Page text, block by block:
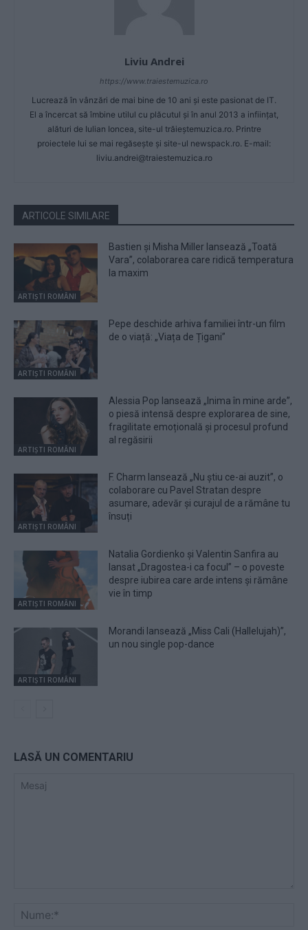
Liviu Andrei
https://www.traiestemuzica.ro
Lucrează în vânzări de mai bine de 10 ani și este pasionat de IT.
El a încercat să îmbine utilul cu plăcutul și în anul 2013 a inființat,
alături de Iulian Ioncea, site-ul trăieștemuzica.ro. Printre
proiectele lui se mai regăsește și site-ul newspack.ro. E-mail:
liviu.andrei@traiestemuzica.ro
ARTICOLE SIMILARE
ARTIȘTI ROMÂNI
Bastien și Misha Miller lansează „Toată
Vara”, colaborarea care ridică temperatura
la maxim
ARTIȘTI ROMÂNI
Pepe deschide arhiva familiei într-un film
de o viață: „Viața de Țigani”
ARTIȘTI ROMÂNI
Alessia Pop lansează „Inima în mine arde”,
o piesă intensă despre explorarea de sine,
fragilitate emoțională și procesul profund
al regăsirii
ARTIȘTI ROMÂNI
F. Charm lansează „Nu știu ce-ai auzit”, o
colaborare cu Pavel Stratan despre
asumare, adevăr și curajul de a rămâne tu
însuți
ARTIȘTI ROMÂNI
Natalia Gordienko și Valentin Sanfira au
lansat „Dragostea-i ca focul” – o poveste
despre iubirea care arde intens și rămâne
vie în timp
ARTIȘTI ROMÂNI
Morandi lansează „Miss Cali (Hallelujah)”,
un nou single pop-dance
LASĂ UN COMENTARIU